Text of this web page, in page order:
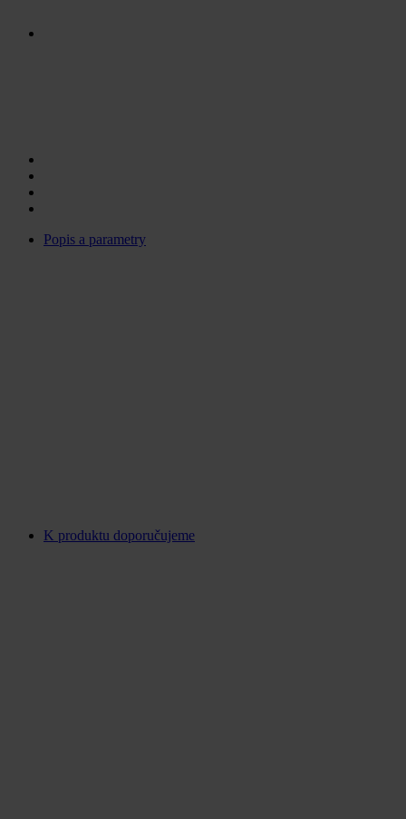
Popis a parametry
K produktu doporučujeme